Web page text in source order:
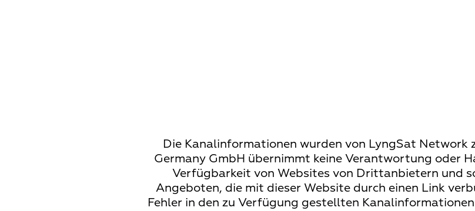
Die Kanalinformationen wurden von LyngSat Network
Germany GmbH übernimmt keine Verantwortung oder
Verfügbarkeit von Websites von Drittanbietern und
Angeboten, die mit dieser Website durch einen Link
Fehler in den zu Verfügung gestellten